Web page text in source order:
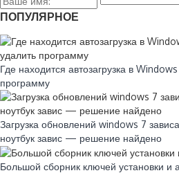
ПОПУЛЯРНОЕ
Где находится автозагрузка в
программу
Загрузка обновлений windows 7
ноутбук завис — решение найдено
Большой сборник ключей установки и